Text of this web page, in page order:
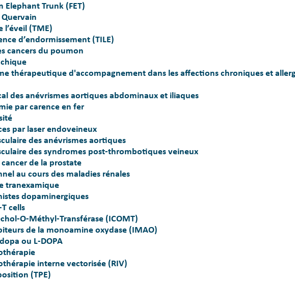
Elephant Trunk (FET)
l’éveil (TME)
d’endormissement (TILE)
cancers du poumon
thérapeutique d'accompagnement dans les affections chroniques et
des anévrismes aortiques abdominaux et iliaques
par carence en fer
par laser endoveineux
des anévrismes aortiques
des syndromes post-thrombotiques veineux
de la prostate
au cours des maladies rénales
tranexamique
dopaminergiques
cells
O-Méthyl-Transférase (ICOMT)
de la monoamine oxydase (IMAO)
ou L-DOPA
interne vectorisée (RIV)
(TPE)